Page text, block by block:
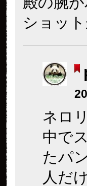
ショッ
ネロ
中で
たパ
人だ